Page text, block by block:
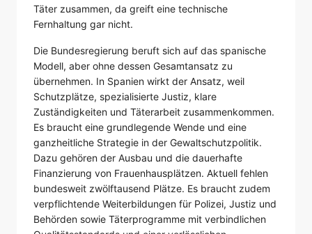
Täter zusammen, da greift eine technische
Fernhaltung gar nicht.
Die Bundesregierung beruft sich auf das spanische
Modell, aber ohne dessen Gesamtansatz zu
übernehmen. In Spanien wirkt der Ansatz, weil
Schutzplätze, spezialisierte Justiz, klare
Zuständigkeiten und Täterarbeit zusammenkommen.
Es braucht eine grundlegende Wende und eine
ganzheitliche Strategie in der Gewaltschutzpolitik.
Dazu gehören der Ausbau und die dauerhafte
Finanzierung von Frauenhausplätzen. Aktuell fehlen
bundesweit zwölftausend Plätze. Es braucht zudem
verpflichtende Weiterbildungen für Polizei, Justiz und
Behörden sowie Täterprogramme mit verbindlichen